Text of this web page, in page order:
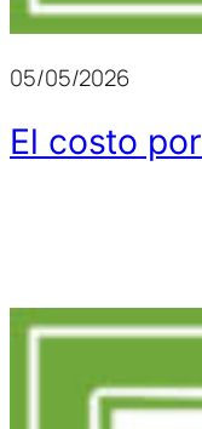
05/05/2026
El costo